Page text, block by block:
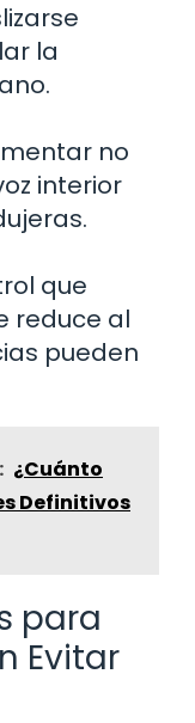
la
no
interior
que
reduce al
pueden
¿Cuánto
Definitivos
para
Evitar